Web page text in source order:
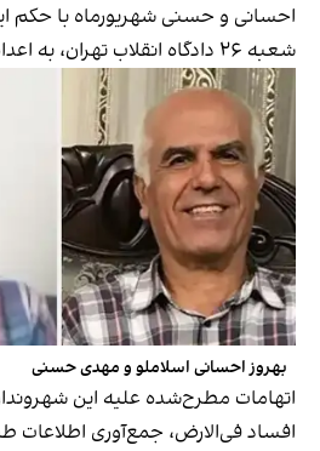
احسانی و حسنی شهریورماه با حکم
شعبه ۲۶ دادگاه انقلاب تهران،
به
بهروز احسانی اسلاملو و مهدی حسنی
اتهامات مطرح‌شده علیه این
افساد فی‌الارض، جمع‌آوری اطلاعات